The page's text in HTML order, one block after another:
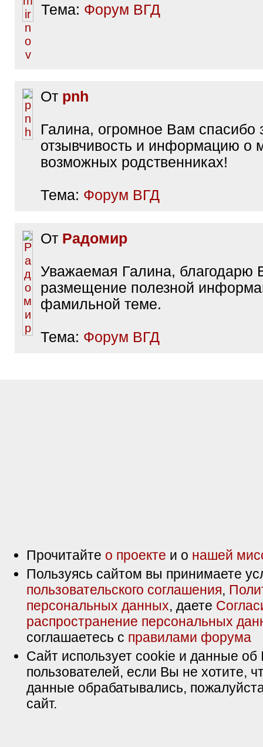
Тема: Форум ВГД
От pnh
Галина, огромное Вам спасибо
отзывчивость и информацию о
возможных родственниках!
Тема: Форум ВГД
От Радомир
Уважаемая Галина, благодарю
размещение полезной
фамильной теме.
Тема: Форум ВГД
Прочитайте о проекте и о нашей
Пользуясь сайтом вы принимаете
пользовательского соглашения,
персональных данных, даете
распространение персональных
соглашаетесь с правилами форума
Сайт использует cookie и данные об
пользователей, если Вы не хотите,
данные обрабатывались,
сайт.